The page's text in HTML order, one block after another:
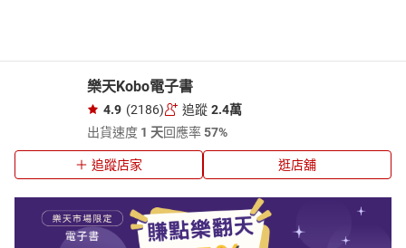
樂天Kobo電子書
4.9 (2186) 追蹤 2.4萬
出貨速度 1 天回應率57%
追蹤店家 逛店舖